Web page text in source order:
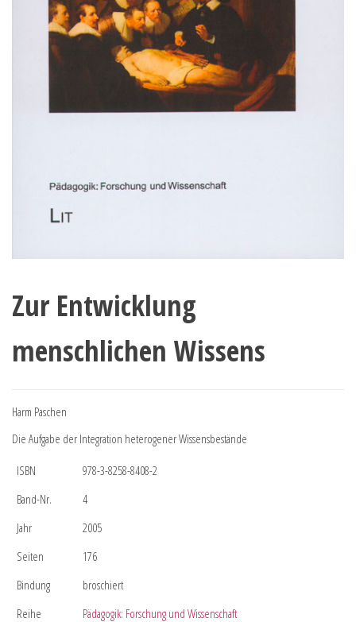
Zur Entwicklung
menschlichen Wissens
Harm Paschen
Die Aufgabe der Integration heterogener Wissensbestände
ISBN
978-3-8258-8408-2
Band-Nr.
4
Jahr
2005
Seiten
176
Bindung
broschiert
Reihe
Pädagogik: Forschung und Wissenschaft